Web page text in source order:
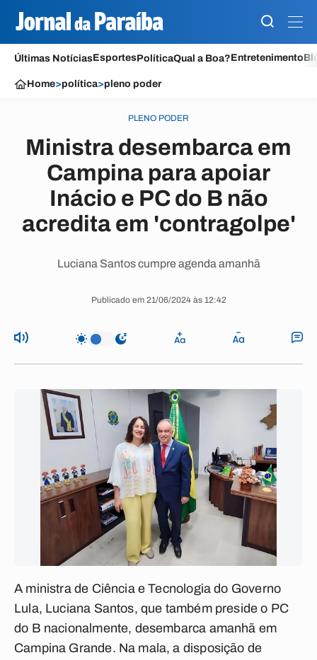
Últimas NotíciasEsportesPolíticaQual a Boa?Entretenimento
Home>política>pleno poder
PLENO PODER
Ministra desembarca em
Campina para apoiar
Inácio e PC do B não
acredita em 'contragolpe'
Luciana Santos cumpre agenda amanhã
Publicado em 21/06/2024 às 12:42
A ministra de Ciência e Tecnologia do Governo
Lula, Luciana Santos, que também preside o PC
do B nacionalmente, desembarca amanhã em
Campina Grande. Na mala, a disposição de